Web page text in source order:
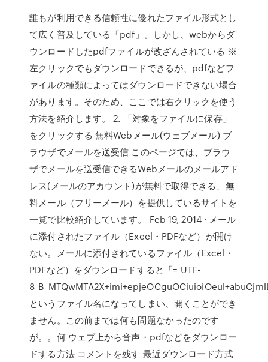
誰もが利用できる信頼性に優れたファイル形式とし
て広く普及している「pdf」。しかし、webからダ
ウンロードしたpdfファイルが改ざんされている ※
左クリックでもダウンロードできるが、pdfなどフ
ァイルの種類によってはダウンロードできない場合
があります。そのため、ここでは右クリックを使う
方法を紹介します。 2. 「対象をファイルに保存」
をクリックする 無料Webメール(ウェブメール) ブ
ラウザでメールを送受信 このページでは、ブラウ
ザでメールを送受信できるWebメールのメールアド
レス(メールのアカウント)が無料で取得できる、無
料メール（フリーメール）を提供しているサイトを
一覧で比較紹介しています。 Feb 19, 2014 · メール
に添付されたファイル（Excel・PDFなど）が開け
ない。メールに添付されているファイル（Excel・
PDFなど）をダウンロードすると「=_UTF-
というファイル名になってしまい、開くことができ
ません。この前までは何も問題なかったのです
が。。何 ウェブ上から音声・pdfなどをダウンロー
ドする方法 コメントを残す 最近ダウンロード方式